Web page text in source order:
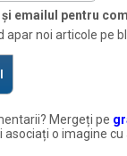
și emailul pentru
noi articole pe
Mergeți pe
asociați o imagine